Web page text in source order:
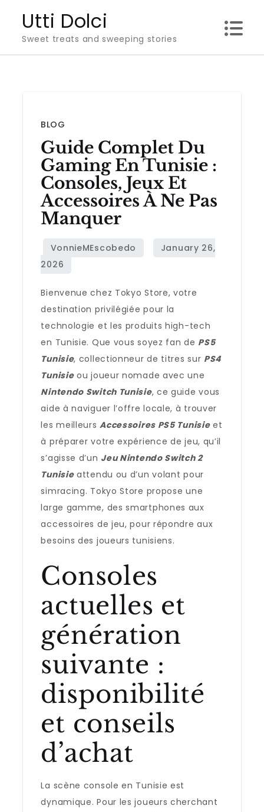
content
Utti Dolci
Sweet treats and sweeping stories
BLOG
Guide Complet Du
Gaming En Tunisie :
Consoles, Jeux Et
Accessoires À Ne Pas
Manquer
Bienvenue chez Tokyo Store, votre
destination privilégiée pour la
technologie et les produits high-tech
en Tunisie. Que vous soyez fan de PS5
Tunisie, collectionneur de titres sur PS4
Tunisieou joueur nomade avec une
Nintendo Switch Tunisie, ce guide vous
aide à naviguer l’offre locale, à trouver
les meilleursAccessoires PS5 Tunisieet
à préparer votre expérience de jeu, qu’il
s’agisse d’un Jeu Nintendo Switch 2
Tunisieattendu ou d’un volant pour
simracing. Tokyo Store propose une
large gamme, des smartphones aux
accessoires de jeu, pour répondre aux
besoins des joueurs tunisiens.
Consoles
actuelles et
génération
suivante :
disponibilité
et conseils
d’achat
La scène console en Tunisie est
dynamique. Pour les joueurs cherchant